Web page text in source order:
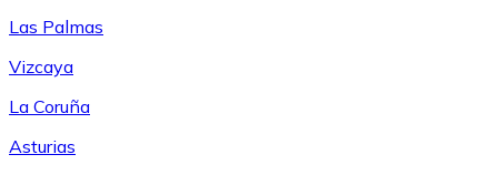
Las Palmas
Vizcaya
La Coruña
Asturias